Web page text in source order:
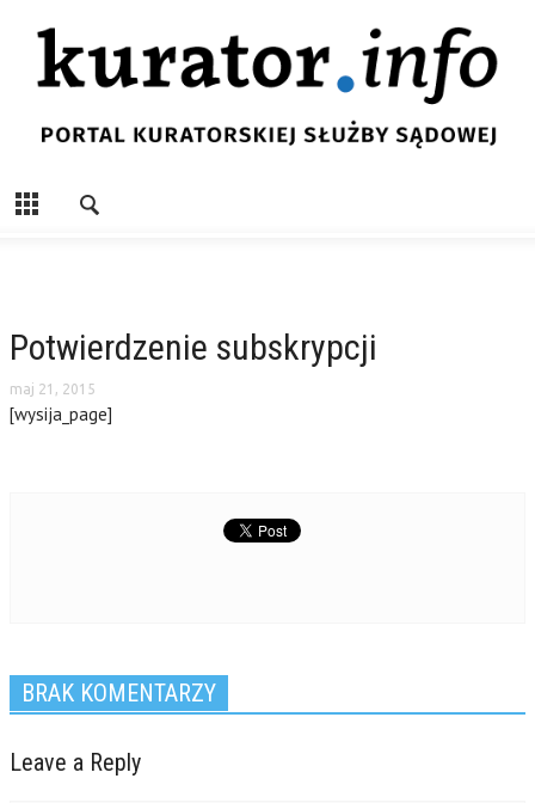
Potwierdzenie subskrypcji
maj 21, 2015
[wysija_page]
BRAK KOMENTARZY
Leave a Reply